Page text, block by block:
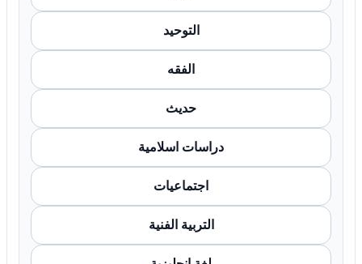
التوحيد
الفقه
حديث
دراسات اسلامية
اجتماعيات
التربية الفنية